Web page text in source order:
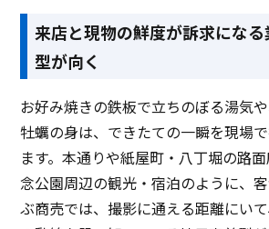
来店と現物の鮮度が訴求にな
型が向く
お好み焼きの鉄板で立ちのぼる湯気
牡蠣の身は、できたての一瞬を現場
ます。本通りや紙屋町・八丁堀の路
念公園周辺の観光・宿泊のように、
ぶ商売では、撮影に通える距離にい